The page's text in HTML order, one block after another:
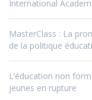
International
MasterClass : La
de la politique
L’éducation non
jeunes en rupture